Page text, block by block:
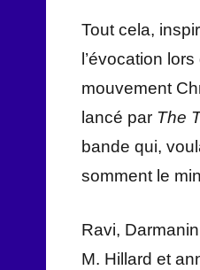
Tout cela,
l’évocation
mouvement
lancé par The
bande qui,
somment le
Ravi,
M. Hillard et